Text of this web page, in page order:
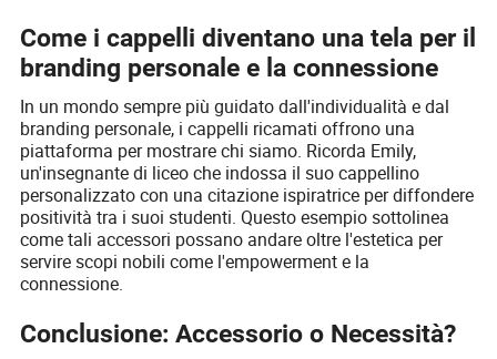
Come i cappelli diventano una tela per il
branding personale e la connessione
In un mondo sempre più guidato dall'individualità e dal
branding personale, i cappelli ricamati offrono una
piattaforma per mostrare chi siamo. Ricorda Emily,
un'insegnante di liceo che indossa il suo cappellino
personalizzato con una citazione ispiratrice per diffondere
positività tra i suoi studenti. Questo esempio sottolinea
come tali accessori possano andare oltre l'estetica per
servire scopi nobili come l'empowerment e la
connessione.
Conclusione: Accessorio o Necessità?